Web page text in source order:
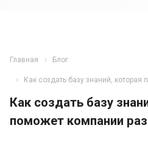
Главная Блог
Как создать базу знаний,
Как создать базу
поможет компании